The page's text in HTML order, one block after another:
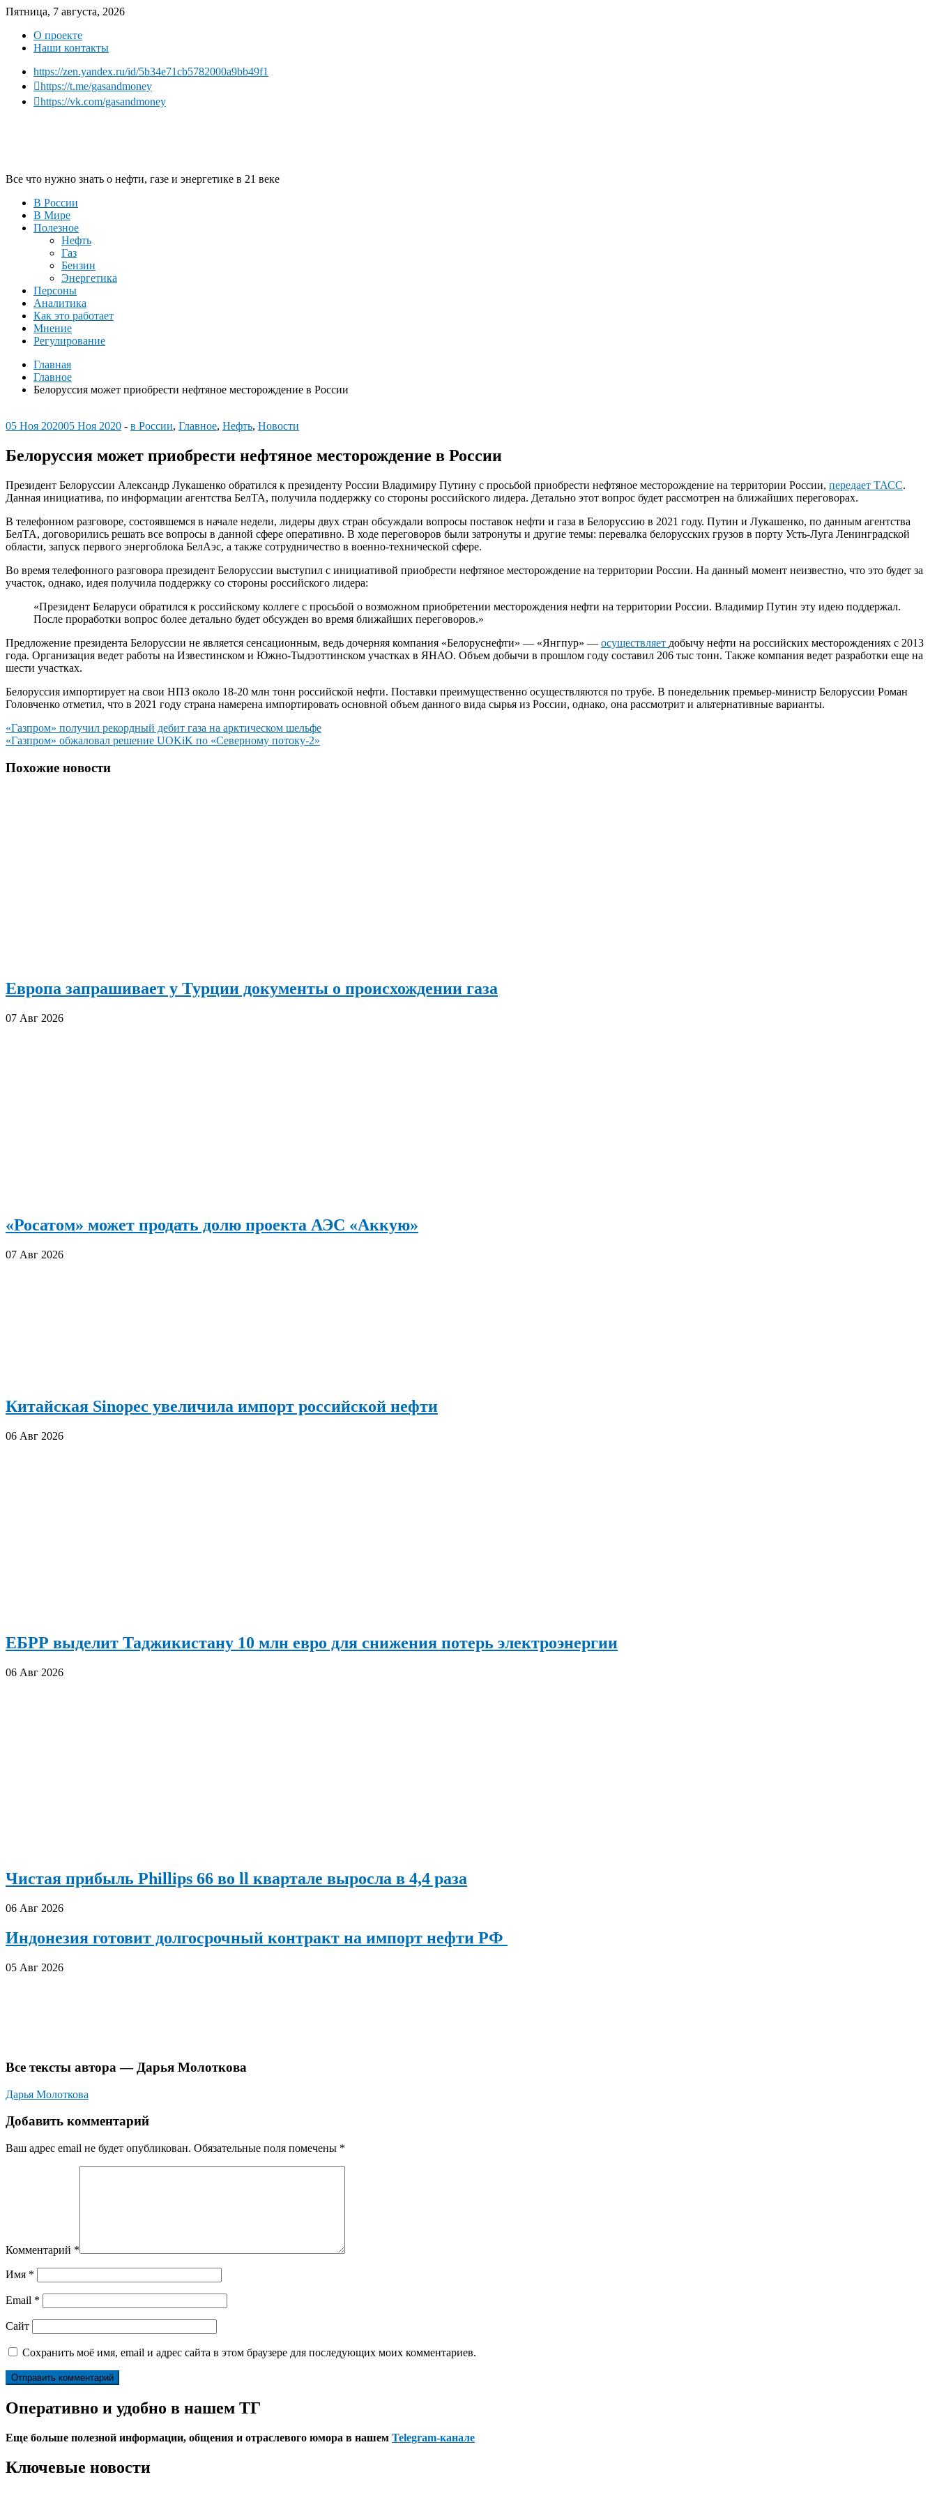
Пятница, 7 августа, 2026
О проекте
Наши контакты
https://zen.yandex.ru/id/5b34e71cb5782000a9bb49f1
https://t.me/gasandmoney
https://vk.com/gasandmoney
Все что нужно знать о нефти, газе и энергетике в 21 веке
В России
В Мире
Полезное
Нефть
Газ
Бензин
Энергетика
Персоны
Аналитика
Как это работает
Мнение
Регулирование
Главная
Главное
Белоруссия может приобрести нефтяное месторождение в России
05 Ноя 202005 Ноя 2020 - в России, Главное, Нефть, Новости
Белоруссия может приобрести нефтяное месторождение в России
Президент Белоруссии Александр Лукашенко обратился к президенту России Владимиру Путину с просьбой приобрести нефтяное месторождение на территории России, передает ТАСС.
Данная инициатива, по информации агентства БелТА, получила поддержку со стороны российского лидера. Детально этот вопрос будет рассмотрен на ближайших переговорах.
В телефонном разговоре, состоявшемся в начале недели, лидеры двух стран обсуждали вопросы поставок нефти и газа в Белоруссию в 2021 году. Путин и Лукашенко, по данным агентства
БелТА, договорились решать все вопросы в данной сфере оперативно. В ходе переговоров были затронуты и другие темы: перевалка белорусских грузов в порту Усть-Луга Ленинградской
области, запуск первого энергоблока БелАэс, а также сотрудничество в военно-технической сфере.
Во время телефонного разговора президент Белоруссии выступил с инициативой приобрести нефтяное месторождение на территории России. На данный момент неизвестно, что это будет за
участок, однако, идея получила поддержку со стороны российского лидера:
«Президент Беларуси обратился к российскому коллеге с просьбой о возможном приобретении месторождения нефти на территории России. Владимир Путин эту идею поддержал.
После проработки вопрос более детально будет обсужден во время ближайших переговоров.»
Предложение президента Белоруссии не является сенсационным, ведь дочерняя компания «Белоруснефти» — «Янгпур» — осуществляет добычу нефти на российских месторождениях с 2013
года. Организация ведет работы на Известинском и Южно-Тыдэоттинском участках в ЯНАО. Объем добычи в прошлом году составил 206 тыс тонн. Также компания ведет разработки еще на
шести участках.
Белоруссия импортирует на свои НПЗ около 18-20 млн тонн российской нефти. Поставки преимущественно осуществляются по трубе. В понедельник премьер-министр Белоруссии Роман
Головченко отметил, что в 2021 году страна намерена импортировать основной объем данного вида сырья из России, однако, она рассмотрит и альтернативные варианты.
Навигация
по
записям
«Газпром» получил рекордный дебит газа на арктическом шельфе
«Газпром» обжаловал решение UOKiK по «Северному потоку-2»
Похожие новости
Европа запрашивает у Турции документы о происхождении газа
07 Авг 2026
«Росатом» может продать долю проекта АЭС «Аккую»
07 Авг 2026
Китайская Sinopec увеличила импорт российской нефти
06 Авг 2026
ЕБРР выделит Таджикистану 10 млн евро для снижения потерь электроэнергии
06 Авг 2026
Чистая прибыль Phillips 66 во ll квартале выросла в 4,4 раза
06 Авг 2026
Индонезия готовит долгосрочный контракт на импорт нефти РФ
05 Авг 2026
Все тексты автора — Дарья Молоткова
Дарья Молоткова
Добавить комментарий
Ваш адрес email не будет опубликован. Обязательные поля помечены *
Комментарий *
Имя *
Email *
Сайт
Сохранить моё имя, email и адрес сайта в этом браузере для последующих моих комментариев.
Оперативно и удобно в нашем ТГ
Еще больше полезной информации, общения и отраслевого юмора в нашем Telegram-канале
Ключевые новости